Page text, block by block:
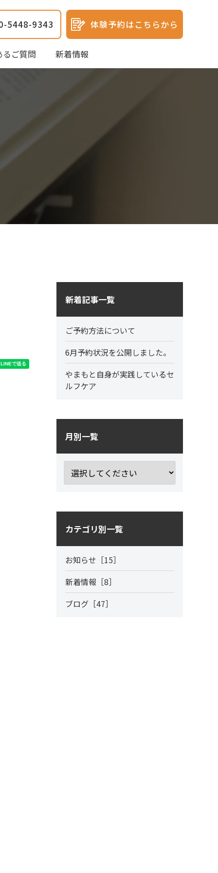
るご質問 新着情報
5448-9343 体験予約はこちらから
新着記事一覧
ご予約方法について
6月予約状況を公開しました。
やまもと自身が実践しているセ
ルフケア
月別一覧
カテゴリ別一覧
お知らせ［15］
新着情報［8］
ブログ［47］